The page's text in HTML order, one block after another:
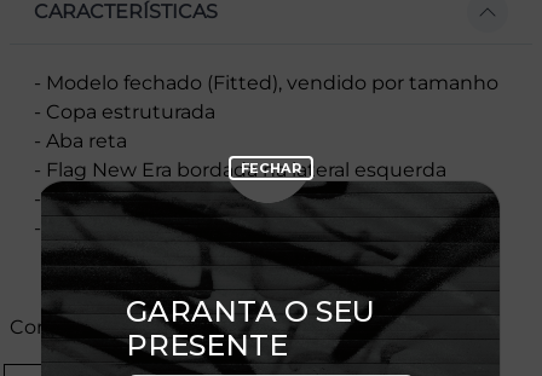
CARACTERÍSTICAS
- Modelo fechado (Fitted), vendido por tamanho
- Copa estruturada
- Aba reta
- Flag New Era bordada na lateral esquerda
- Licença oficial
- Composição:
Cores: